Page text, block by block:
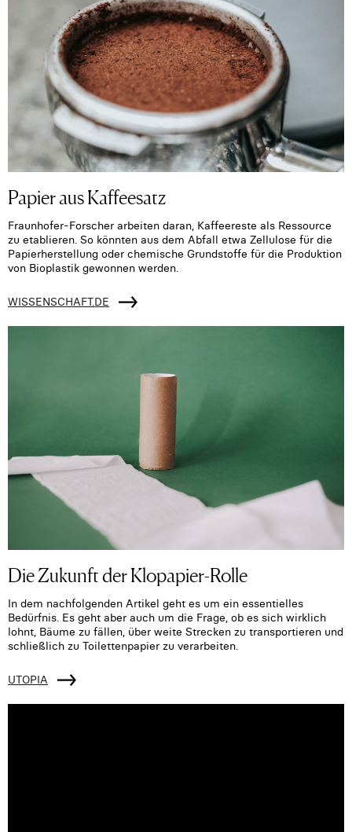
Papier aus Kaffeesatz
Fraunhofer-Forscher arbeiten daran, Kaffeereste als Ressource
zu etablieren. So könnten aus dem Abfall etwa Zellulose für die
Papierherstellung oder chemische Grundstoffe für die Produktion
von Bioplastik gewonnen werden.
WISSENSCHAFT.DE
Die Zukunft der Klopapier-Rolle
In dem nachfolgenden Artikel geht es um ein essentielles
Bedürfnis. Es geht aber auch um die Frage, ob es sich wirklich
lohnt, Bäume zu fällen, über weite Strecken zu transportieren und
schließlich zu Toilettenpapier zu verarbeiten.
UTOPIA